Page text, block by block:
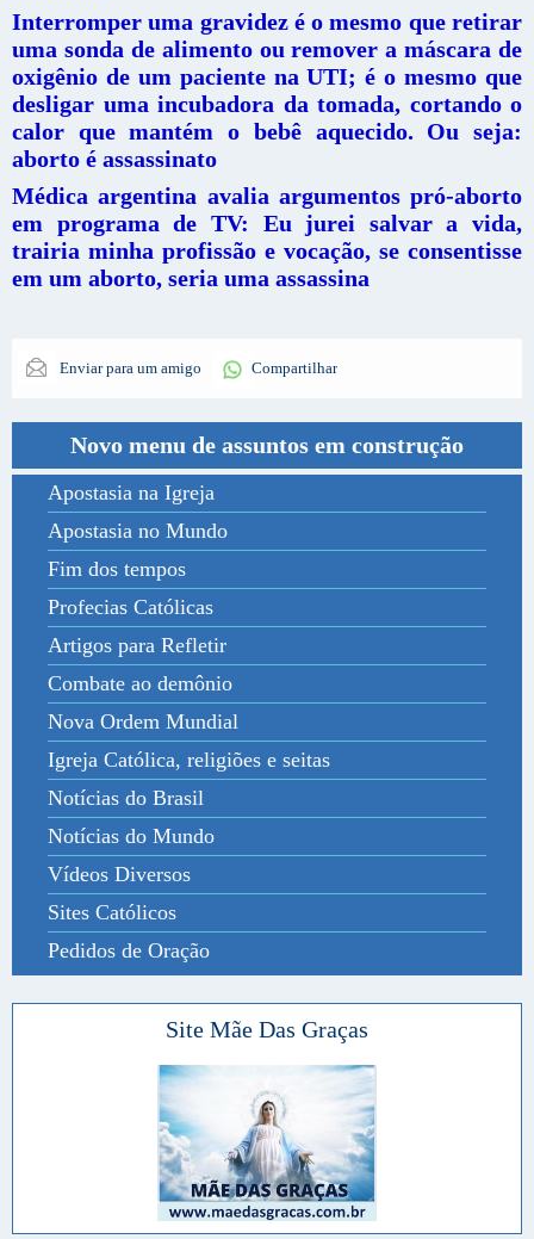
Interromper uma gravidez é o mesmo que retirar
uma sonda de alimento ou remover a máscara de
oxigênio de um paciente na UTI; é o mesmo que
desligar uma incubadora da tomada, cortando o
calor que mantém o bebê aquecido. Ou seja:
aborto é assassinato
Médica argentina avalia argumentos pró-aborto
em programa de TV: Eu jurei salvar a vida,
trairia minha profissão e vocação, se consentisse
em um aborto, seria uma assassina
Enviar para um amigo Compartilhar
Novo menu de assuntos em construção
Apostasia na Igreja
Apostasia no Mundo
Fim dos tempos
Profecias Católicas
Artigos para Refletir
Combate ao demônio
Nova Ordem Mundial
Igreja Católica, religiões e seitas
Notícias do Brasil
Notícias do Mundo
Vídeos Diversos
Sites Católicos
Pedidos de Oração
Site Mãe Das Graças